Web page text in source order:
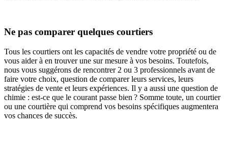
Ne pas comparer quelques courtiers
Tous les courtiers ont les capacités de vendre votre propriété ou de
vous aider à en trouver une sur mesure à vos besoins. Toutefois,
nous vous suggérons de rencontrer 2 ou 3 professionnels avant de
faire votre choix, question de comparer leurs services, leurs
stratégies de vente et leurs expériences. Il y a aussi une question de
chimie : est-ce que le courant passe bien ? Somme toute, un courtier
ou une courtière qui comprend vos besoins spécifiques augmentera
vos chances de succès.